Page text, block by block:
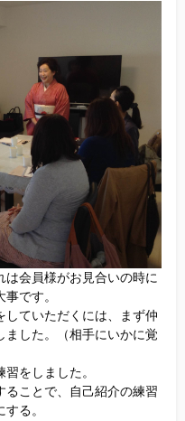
会員様がお見合いの時に
です。
していただくには、まず仲
ました。（相手にいかに覚
をしました。
ることで、自己紹介の練習
る。